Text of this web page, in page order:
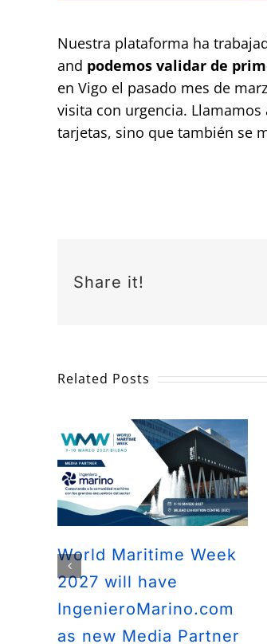
Nuestra plataforma ha
and podemos validar de
en Vigo el pasado mes de
visita con urgencia.
tarjetas, sino que también se
Share it!
Related Posts
World Maritime Week
2027 will have
IngenieroMarino.com
as new Media Partner